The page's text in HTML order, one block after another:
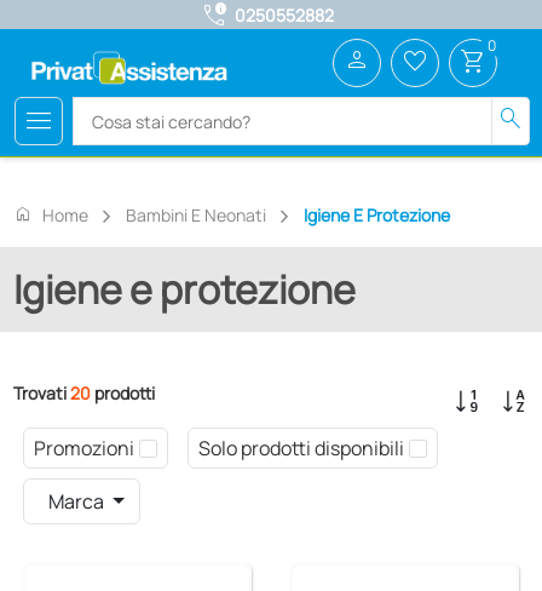
call_quality 0250552882
menu search
person favorite_border shopping_cart 0
home Home Bambini E Neonati Igiene E Protezione
Igiene e protezione
Trovati20 prodotti
Promozioni
Solo prodotti disponibili
Marca